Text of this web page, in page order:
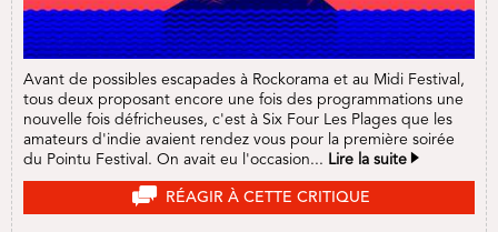
Avant de possibles escapades à Rockorama et au Midi Festival,
tous deux proposant encore une fois des programmations une
nouvelle fois défricheuses, c'est à Six Four Les Plages que les
amateurs d'indie avaient rendez vous pour la première soirée
du Pointu Festival. On avait eu l'occasion... Lire la suite
RÉAGIR À CETTE CRITIQUE